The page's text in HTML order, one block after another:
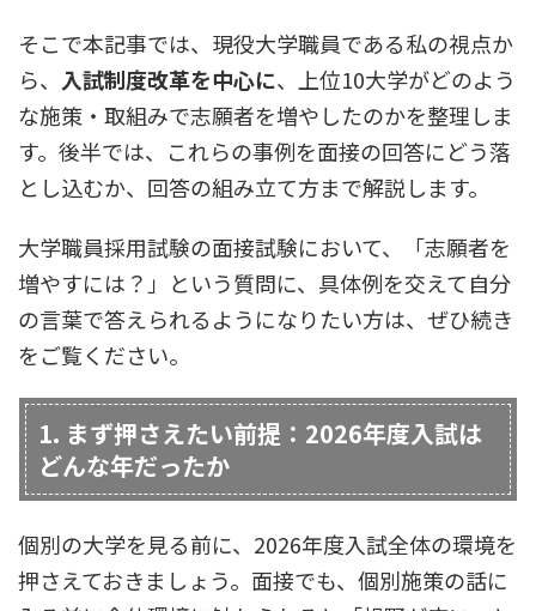
そこで本記事では、現役大学職員である私の視点か
ら、 入試制度改革を中心に、上位10大学がどのよう
な施策・取組みで志願者を増やしたのかを整理しま
す。後半では、これらの事例を面接の回答にどう落
とし込むか、回答の組み立て方まで解説します。
大学職員採用試験の面接試験において、「志願者を
増やすには？」という質問に、具体例を交えて自分
の言葉で答えられるようになりたい方は、ぜひ続き
をご覧ください。
1. まず押さえたい前提：2026年度入試は
どんな年だったか
個別の大学を見る前に、2026年度入試全体の環境を
押さえておきましょう。面接でも、個別施策の話に